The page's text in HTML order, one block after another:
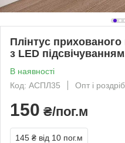
Плінтус
з LED
В наявності
Код: АСПЛ35
Опт і роздріб
150 ₴/пог.м
145 ₴ від 10 пог.м